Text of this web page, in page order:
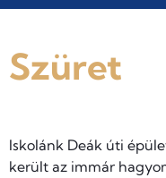
Szüret
Iskolánk Deák úti
került az immár